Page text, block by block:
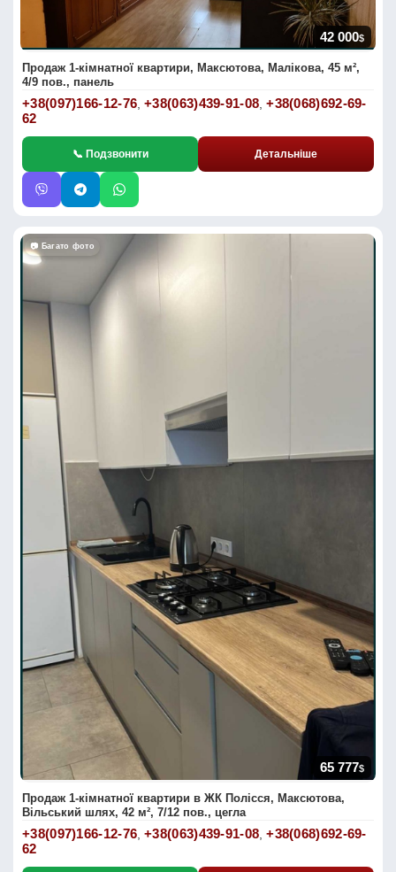
42 000$
Продаж 1-кімнатної квартири, Максютова, Малікова, 45 м²,
4/9 пов., панель
+38(097)166-12-76,+38(063)439-91-08,+38(068)692-69-
62
📞 Подзвонити Детальніше
📷 Багато фото
65 777$
Продаж 1-кімнатної квартири в ЖК Полісся, Максютова,
Вільський шлях, 42 м², 7/12 пов., цегла
+38(097)166-12-76 ,+38(063)439-91-08 ,+38(068)692-69-
62